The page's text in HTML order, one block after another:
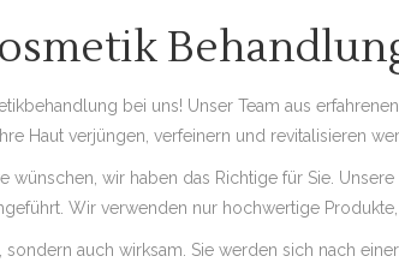
bei uns! Unser Team aus
Ihre Haut verjüngen, verfeinern und revitalisieren
wir haben das Richtige für Sie.
Wir verwenden nur hochwertige
auch wirksam. Sie werden sich nach